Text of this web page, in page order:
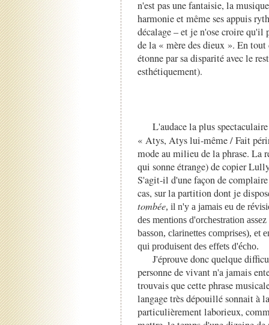
n'est pas une fantaisie, la
harmonie et même ses appuis
décalage–et je n'ose croire qu'il
de la « mère des dieux ». En
étonne par sa disparité avec le
esthétiquement).
L'audace la plus
« Atys, Atys lui-même / Fait
mode au milieu de la phrase. La
qui sonne étrange) de copier
S'agit-il d'une façon de
cas, sur la partition dont je
tombée, il n'y a jamais eu de
des mentions d'orchestration
basson, clarinettes comprises), et
qui produisent des effets d'écho.
J'éprouve donc quelque
personne de vivant n'a jamais
trouvais que cette phrase
langage très dépouillé sonnait à
particulièrement laborieux,